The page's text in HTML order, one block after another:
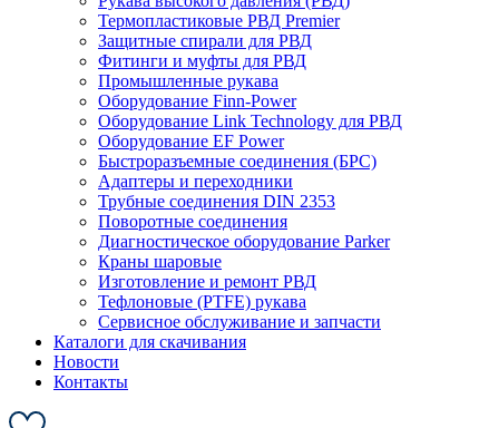
Термопластиковые РВД Premier
Защитные спирали для РВД
Фитинги и муфты для РВД
Промышленные рукава
Оборудование Finn-Power
Оборудование Link Technology для РВД
Оборудование EF Power
Быстроразъемные соединения (БРС)
Адаптеры и переходники
Трубные соединения DIN 2353
Поворотные соединения
Диагностическое оборудование Parker
Краны шаровые
Изготовление и ремонт РВД
Тефлоновые (PTFE) рукава
Сервисное обслуживание и запчасти
Каталоги для скачивания
Новости
Контакты